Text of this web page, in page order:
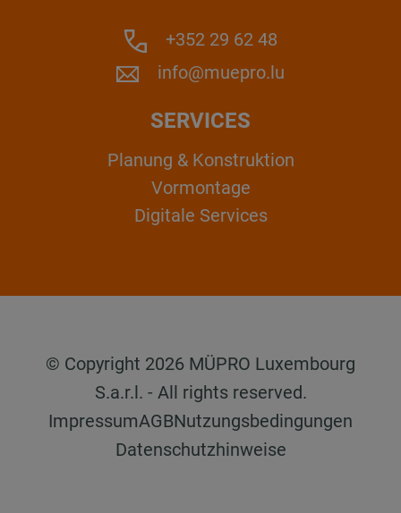
+352 29 62 48
info@muepro.lu
SERVICES
Planung & Konstruktion
Vormontage
Digitale Services
© Copyright 2026 MÜPRO Luxembourg
S.a.r.l. - All rights reserved.
ImpressumAGBNutzungsbedingungen
Datenschutzhinweise